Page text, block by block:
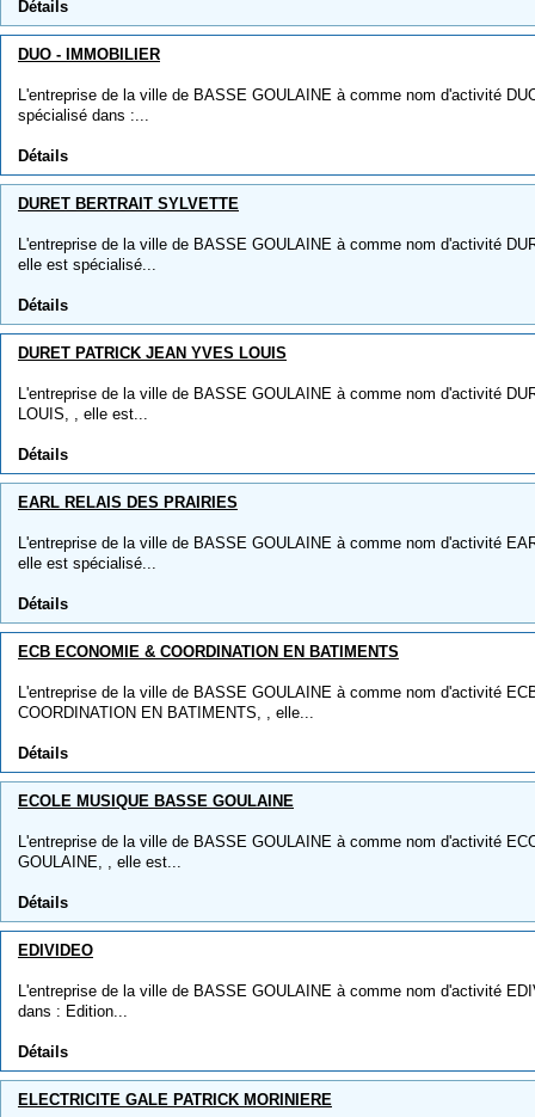
Détails
DUO - IMMOBILIER
L'entreprise de la ville de BASSE GOULAINE à comme nom d'activité
spécialisé dans :...
Détails
DURET BERTRAIT SYLVETTE
L'entreprise de la ville de BASSE GOULAINE à comme nom d'activité
elle est spécialisé...
Détails
DURET PATRICK JEAN YVES LOUIS
L'entreprise de la ville de BASSE GOULAINE à comme nom d'activité
LOUIS, , elle est...
Détails
EARL RELAIS DES PRAIRIES
L'entreprise de la ville de BASSE GOULAINE à comme nom d'activité
elle est spécialisé...
Détails
ECB ECONOMIE & COORDINATION EN BATIMENTS
L'entreprise de la ville de BASSE GOULAINE à comme nom d'activité
COORDINATION EN BATIMENTS, , elle...
Détails
ECOLE MUSIQUE BASSE GOULAINE
L'entreprise de la ville de BASSE GOULAINE à comme nom d'activité
GOULAINE, , elle est...
Détails
EDIVIDEO
L'entreprise de la ville de BASSE GOULAINE à comme nom d'activité
dans : Edition...
Détails
ELECTRICITE GALE PATRICK MORINIERE